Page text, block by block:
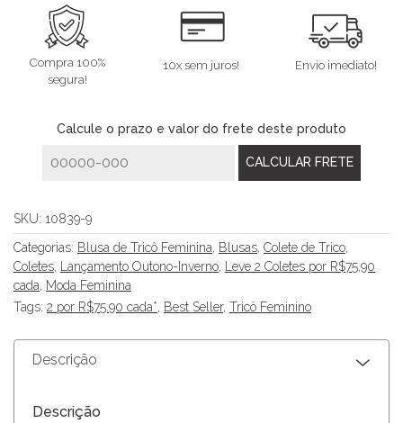
Compra 100%
segura!
10x sem juros! Envio imediato!
Calcule o prazo e valor do frete deste produto
SKU: 10839-9
Categorias: Blusa de Tricô Feminina, Blusas, Colete de Trico,
Coletes, Lançamento Outono-Inverno,
Leve 2 Coletes por R$75,90
cada, Moda Feminina
Tags: 2 por R$75.90 cada*, Best Seller, Tricô Feminino
Descrição
Descrição